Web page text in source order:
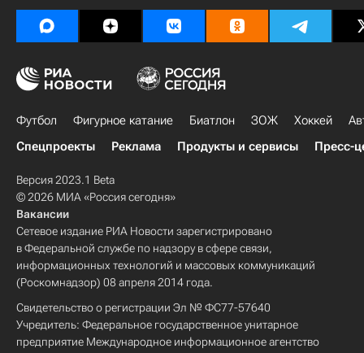
Футбол Фигурное катание Биатлон ЗОЖ Хоккей
Спецпроекты
Реклама Продукты и сервисы Пресс-
Версия 2023.1 Beta
© 2026 МИА «Россия сегодня»
Вакансии
Сетевое издание РИА Новости зарегистрировано
в Федеральной службе по надзору в сфере связи,
информационных технологий и массовых коммуникаций
(Роскомнадзор) 08 апреля 2014 года.
Свидетельство о регистрации Эл № ФС77-57640
Учредитель: Федеральное государственное унитарное
предприятие Международное информационное агентство